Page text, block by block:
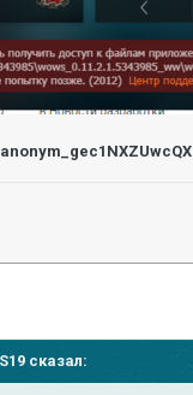
сказал: